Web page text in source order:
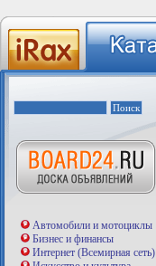
Автомобили и мотоциклы
Бизнес и финансы
Интернет (Всемирная сеть)